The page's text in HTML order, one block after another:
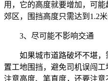
用，它的高度就要增加，可
郊区，围挡高度只需达到1.2米
3、尽可能不影响交通
如果城市道路破坏不堪，
置工地围挡，避免司机误闯
注意高度、笔直度，还要注